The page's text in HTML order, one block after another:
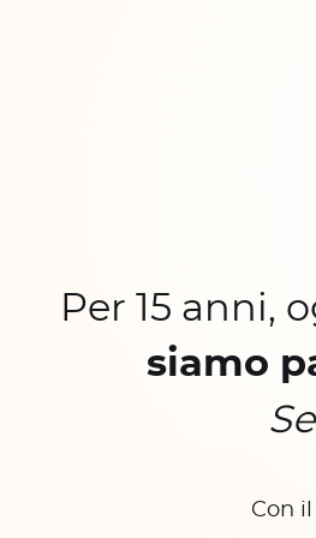
Per 15 anni,
siamo
Con